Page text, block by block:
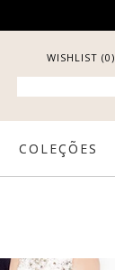
WISHLIST (0)
COLEÇÕES